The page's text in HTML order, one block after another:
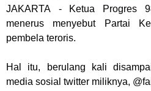
JAKARTA - Ketua Progres
menerus menyebut Partai
pembela teroris.
Hal itu, berulang kali
media sosial twitter miliknya,